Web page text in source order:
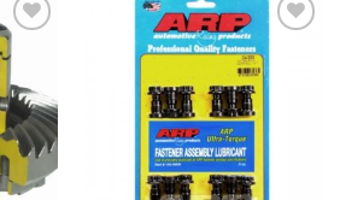
a la
de
lista de